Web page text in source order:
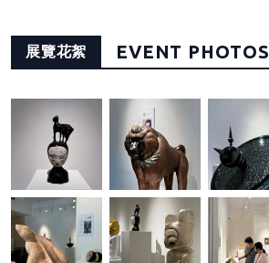
展覽花絮 EVENT PHOTOS